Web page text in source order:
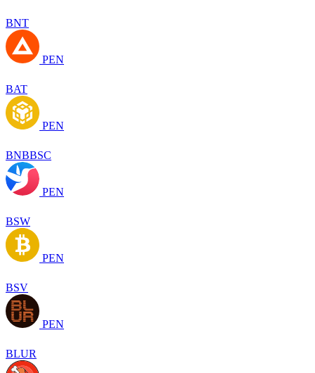
BNT
PEN
BAT
PEN
BNBBSC
PEN
BSW
PEN
BSV
PEN
BLUR